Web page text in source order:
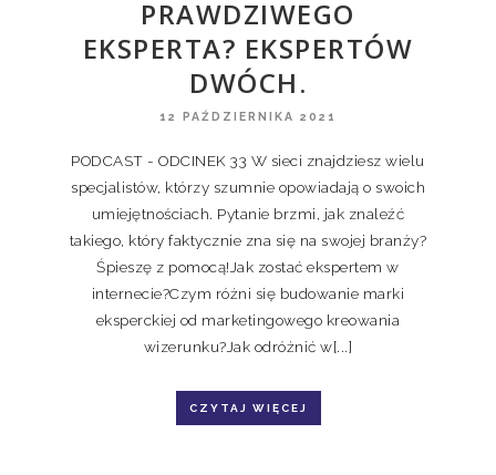
PRAWDZIWEGO
EKSPERTA? EKSPERTÓW
DWÓCH.
12 PAŹDZIERNIKA 2021
PODCAST - ODCINEK 33 W sieci znajdziesz wielu
specjalistów, którzy szumnie opowiadają o swoich
umiejętnościach. Pytanie brzmi, jak znaleźć
takiego, który faktycznie zna się na swojej branży?
Śpieszę z pomocą!Jak zostać ekspertem w
internecie?Czym różni się budowanie marki
eksperckiej od marketingowego kreowania
wizerunku?Jak odróżnić w[...]
CZYTAJ WIĘCEJ